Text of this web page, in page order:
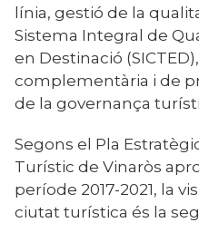
línia, gestió de la
Sistema Integral de
en Destinació
complementària i de
de la governança
Segons el Pla
Turístic de Vinaròs
període 2017-2021, la
ciutat turística és la